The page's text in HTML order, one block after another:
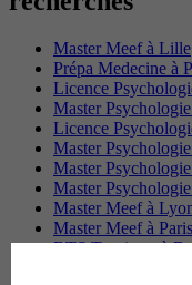
Master Meef à Lille
Prépa Medecine à
Licence
Master
Licence
Master
Master
Master
Master Meef à
Master Meef à Paris
BTS Tourisme à